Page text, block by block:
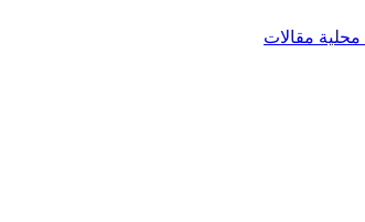
محلية مقالات